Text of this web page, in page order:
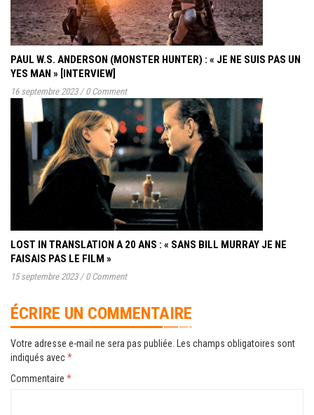
PAUL W.S. ANDERSON (MONSTER HUNTER) : « JE NE SUIS PAS UN
YES MAN » [INTERVIEW]
16 septembre 2023 / 0 Comment
LOST IN TRANSLATION A 20 ANS : « SANS BILL MURRAY JE NE
FAISAIS PAS LE FILM »
15 septembre 2023 / 0 Comment
ÉCRIRE UN COMMENTAIRE
Votre adresse e-mail ne sera pas publiée. Les champs obligatoires sont
indiqués avec*
Commentaire *